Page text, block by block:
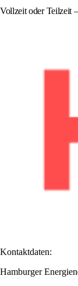
Vollzeit oder Teilzeit
Kontaktdaten:
Hamburger